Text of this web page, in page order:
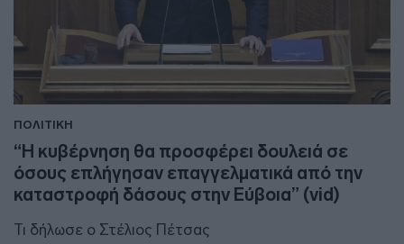
ΠΟΛΙΤΙΚΗ
“Η κυβέρνηση θα προσφέρει δουλειά σε
όσους επλήγησαν επαγγελματικά από την
καταστροφή δάσους στην Εύβοια” (vid)
Τι δήλωσε ο Στέλιος Πέτσας